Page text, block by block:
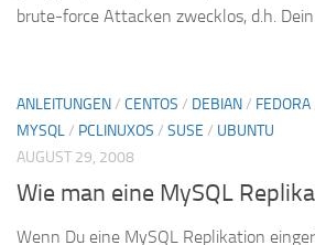
brute-force Attacken zwecklos, d.h.
ANLEITUNGEN/ CENTOS / DEBIAN/ FEDORA
MYSQL/ PCLINUXOS / SUSE / UBUNTU
AUGUST 29, 2008
Wie man eine MySQL
Wenn Du eine MySQL Replikation